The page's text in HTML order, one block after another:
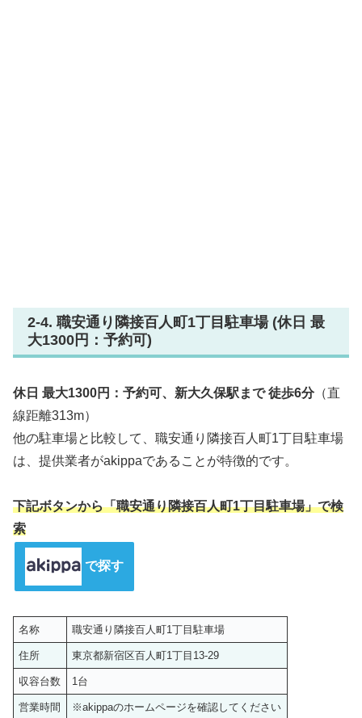
2-4. 職安通り隣接百人町1丁目駐車場 (休日 最
大1300円：予約可)
休日 最大1300円：予約可、新大久保駅まで 徒歩6分（直
線距離313m）
他の駐車場と比較して、職安通り隣接百人町1丁目駐車場
は、提供業者がakippaであることが特徴的です。
下記ボタンから「職安通り隣接百人町1丁目駐車場」で検
索
で探す
名称 職安通り隣接百人町1丁目駐車場
住所 東京都新宿区百人町1丁目13-29
収容台数 1台
営業時間 ※akippaのホームページを確認してください